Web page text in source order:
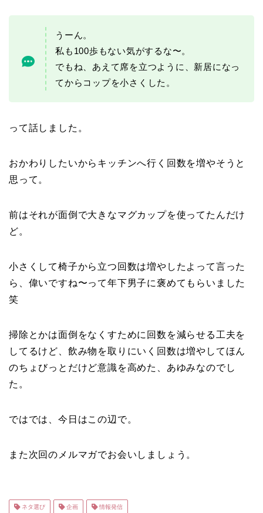
うーん。
私も100歩もない気がするな〜。
でもね、あえて席を立つように、新居になっ
てからコップを小さくした。
って話しました。
おかわりしたいからキッチンへ行く回数を増やそうと
思って。
前はそれが面倒で大きなマグカップを使ってたんだけ
ど。
小さくして椅子から立つ回数は増やしたよって言った
ら、偉いですね〜って年下男子に褒めてもらいました
笑
掃除とかは面倒をなくすために回数を減らせる工夫を
してるけど、飲み物を取りにいく回数は増やしてほん
のちょびっとだけど意識を高めた、あゆみなのでし
た。
ではでは、今日はこの辺で。
また次回のメルマガでお会いしましょう。
ネタ選び 企画 情報発信